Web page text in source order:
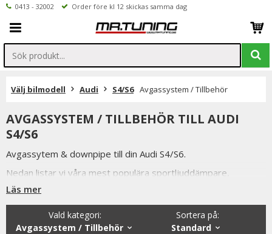
0413 - 32002 Order före kl 12 skickas samma dag
Välj bilmodell Audi S4/S6 Avgassystem / Tillbehör
AVGASSYSTEM / TILLBEHÖR TILL AUDI
S4/S6
Avgassytem & downpipe till din Audi S4/S6.
Nedan listar vi våra mest populära sportljuddämpare,
sportavgassystem samt downpipe till Audi S4/S6.
Vi håller alltid konkurrenskraftiga priser utan att tumma på
kvaliteten hos på produkterna & vi strävar alltid efter att
erbjuda en så god service som möjligt samt snabba
Läs mer
Sortera på:
Standard
Vald kategori:
Avgassystem / Tillbehör